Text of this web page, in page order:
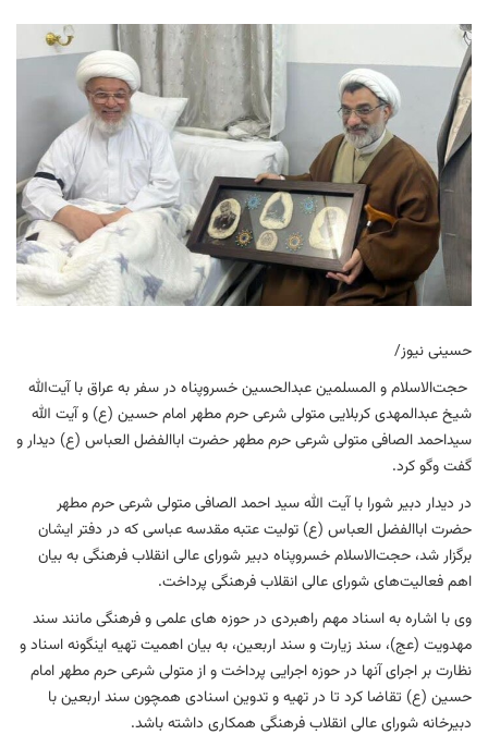
حسینی نیوز/
حجت‌الاسلام و المسلمین عبدالحسین خسروپناه در سفر به عراق با آیت‌الله
شیخ عبدالمهدی کربلایی متولی شرعی حرم مطهر امام حسین (ع) و آیت الله
سیداحمد الصافی متولی شرعی حرم مطهر حضرت اباالفضل العباس (ع) دیدار و
گفت وگو کرد.
در دیدار دبیر شورا با آیت الله سید احمد الصافی متولی شرعی حرم مطهر
حضرت اباالفضل العباس (ع) تولیت عتبه مقدسه عباسی که در دفتر ایشان
برگزار شد، حجت‌الاسلام خسروپناه دبیر شورای عالی انقلاب فرهنگی به بیان
اهم فعالیت‌های شورای عالی انقلاب فرهنگی پرداخت.
وی با اشاره به اسناد مهم راهبردی در حوزه های علمی و فرهنگی مانند سند
مهدویت (عج)، سند زیارت و سند اربعین، به بیان اهمیت تهیه اینگونه اسناد و
نظارت بر اجرای آنها در حوزه اجرایی پرداخت و از متولی شرعی حرم مطهر امام
حسین (ع) تقاضا کرد تا در تهیه و تدوین اسنادی همچون سند اربعین با
دبیرخانه شورای عالی انقلاب فرهنگی همکاری داشته باشد.